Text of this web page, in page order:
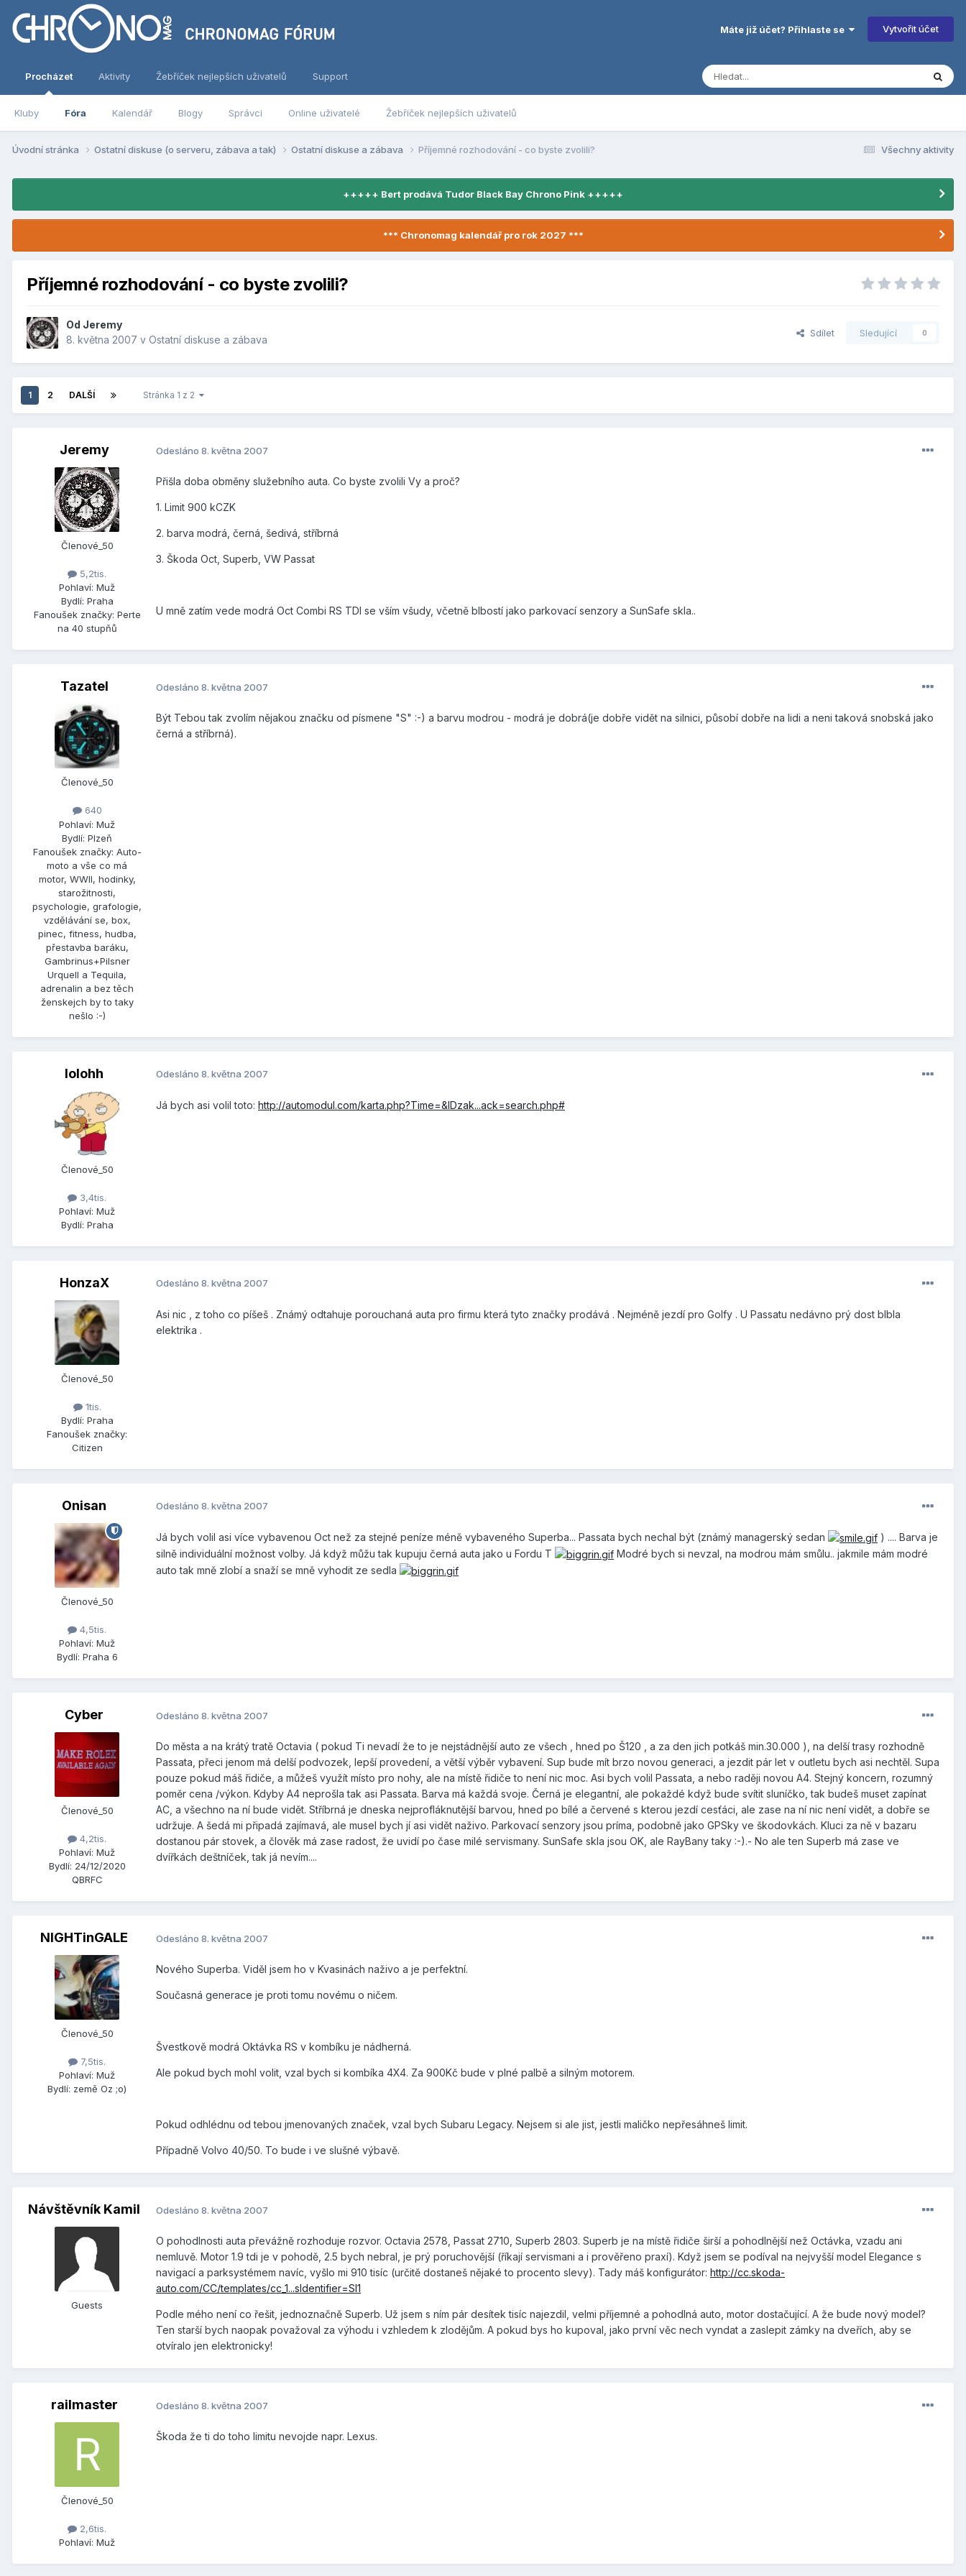
Máte již účet? Přihlaste se Vytvořit účet
Procházet
Kluby Fóra Kalendář Blogy Správci Online uživatelé Žebříček nejlepších uživatelů
Aktivity Žebříček nejlepších uživatelů Support
Všechny aktivity
Úvodní stránka Ostatní diskuse (o serveru, zábava a tak) Ostatní diskuse a zábava Příjemné rozhodování - co byste zvolili?
+++++ Bert prodává Tudor Black Bay Chrono Pink +++++
*** Chronomag kalendář pro rok 2027 ***
Příjemné rozhodování - co byste zvolili?
Od Jeremy
8. května 2007 v Ostatní diskuse a zábava
Sdílet Sledující 0
1 2 DALŠÍ Stránka 1 z 2
Jeremy
Členové_50
5,2tis.
Pohlaví: Muž
Bydlí: Praha
Fanoušek značky: Perte
na 40 stupňů
Odesláno 8. května 2007
Přišla doba obměny služebního auta. Co byste zvolili Vy a proč?
1. Limit 900 kCZK
2. barva modrá, černá, šedivá, stříbrná
3. Škoda Oct, Superb, VW Passat
U mně zatím vede modrá Oct Combi RS TDI se vším všudy, včetně blbostí jako parkovací senzory a SunSafe skla..
Tazatel
Členové_50
640
Pohlaví: Muž
Bydlí: Plzeň
Fanoušek značky: Auto-
moto a vše co má
motor, WWII, hodinky,
starožitnosti,
psychologie, grafologie,
vzdělávání se, box,
pinec, fitness, hudba,
přestavba baráku,
Gambrinus+Pilsner
Urquell a Tequila,
adrenalin a bez těch
ženskejch by to taky
nešlo :-)
Odesláno 8. května 2007
Být Tebou tak zvolím nějakou značku od písmene "S" :-) a barvu modrou - modrá je dobrá(je dobře vidět na silnici, působí dobře na lidi a neni taková snobská jako
černá a stříbrná).
lolohh
Členové_50
3,4tis.
Pohlaví: Muž
Bydlí: Praha
Odesláno 8. května 2007
Já bych asi volil toto: http://automodul.com/karta.php?Time=&IDzak...ack=search.php#
HonzaX
Členové_50
1tis.
Bydlí: Praha
Fanoušek značky:
Citizen
Odesláno 8. května 2007
Asi nic , z toho co píšeš . Známý odtahuje porouchaná auta pro firmu která tyto značky prodává . Nejméně jezdí pro Golfy . U Passatu nedávno prý dost blbla
elektrika .
Onisan
Členové_50
4,5tis.
Pohlaví: Muž
Bydlí: Praha 6
Odesláno 8. května 2007
Já bych volil asi více vybavenou Oct než za stejné peníze méně vybaveného Superba... Passata bych nechal být (známý managerský sedan
) .... Barva je
silně individuální možnost volby. Já když můžu tak kupuju černá auta jako u Fordu T
Modré bych si nevzal, na modrou mám smůlu.. jakmile mám modré
auto tak mně zlobí a snaží se mně vyhodit ze sedla
Cyber
Členové_50
4,2tis.
Pohlaví: Muž
Bydlí: 24/12/2020
QBRFC
Odesláno 8. května 2007
Do města a na krátý tratě Octavia ( pokud Ti nevadí že to je nejstádnější auto ze všech , hned po Š120 , a za den jich potkáš min.30.000 ), na delší trasy rozhodně
Passata, přeci jenom má delší podvozek, lepší provedení, a větší výběr vybavení. Sup bude mít brzo novou generaci, a jezdit pár let v outletu bych asi nechtěl. Supa
pouze pokud máš řidiče, a můžeš využít místo pro nohy, ale na místě řidiče to není nic moc. Asi bych volil Passata, a nebo raději novou A4. Stejný koncern, rozumný
poměr cena /výkon. Kdyby A4 neprošla tak asi Passata. Barva má každá svoje. Černá je elegantní, ale pokaždé když bude svítit sluníčko, tak budeš muset zapínat
AC, a všechno na ní bude vidět. Stříbrná je dneska nejprofláknutější barvou, hned po bílé a červené s kterou jezdí cesťáci, ale zase na ní nic není vidět, a dobře se
udržuje. A šedá mi připadá zajímavá, ale musel bych jí asi vidět naživo. Parkovací senzory jsou príma, podobně jako GPSky ve škodovkách. Kluci za ně v bazaru
dostanou pár stovek, a člověk má zase radost, že uvidí po čase milé servismany. SunSafe skla jsou OK, ale RayBany taky :-).- No ale ten Superb má zase ve
dvířkách deštníček, tak já nevím....
NIGHTinGALE
Členové_50
7,5tis.
Pohlaví: Muž
Bydlí: země Oz ;o)
Odesláno 8. května 2007
Nového Superba. Viděl jsem ho v Kvasinách naživo a je perfektní.
Současná generace je proti tomu novému o ničem.
Švestkově modrá Oktávka RS v kombíku je nádherná.
Ale pokud bych mohl volit, vzal bych si kombíka 4X4. Za 900Kč bude v plné palbě a silným motorem.
Pokud odhlédnu od tebou jmenovaných značek, vzal bych Subaru Legacy. Nejsem si ale jist, jestli maličko nepřesáhneš limit.
Případně Volvo 40/50. To bude i ve slušné výbavě.
Návštěvník Kamil
Guests
Odesláno 8. května 2007
O pohodlnosti auta převážně rozhoduje rozvor. Octavia 2578, Passat 2710, Superb 2803. Superb je na místě řidiče širší a pohodlnější než Octávka, vzadu ani
nemluvě. Motor 1.9 tdi je v pohodě, 2.5 bych nebral, je prý poruchovější (říkají servismani a i prověřeno praxí). Když jsem se podíval na nejvyšší model Elegance s
navigací a parksystémem navíc, vyšlo mi 910 tisíc (určitě dostaneš nějaké to procento slevy). Tady máš konfigurátor: http://cc.skoda-
auto.com/CC/templates/cc_1...sIdentifier=SI1
Podle mého není co řešit, jednoznačně Superb. Už jsem s ním pár desítek tisíc najezdil, velmi příjemné a pohodlná auto, motor dostačující. A že bude nový model?
Ten starší bych naopak považoval za výhodu i vzhledem k zlodějům. A pokud bys ho kupoval, jako první věc nech vyndat a zaslepit zámky na dveřích, aby se
otvíralo jen elektronicky!
railmaster
Členové_50
2,6tis.
Pohlaví: Muž
Odesláno 8. května 2007
Škoda že ti do toho limitu nevojde napr. Lexus.